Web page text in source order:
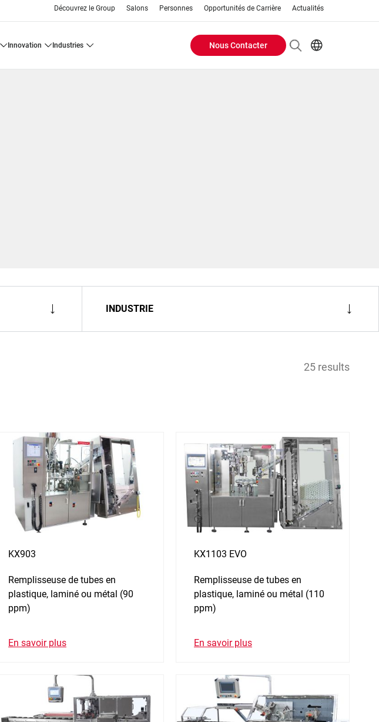
Découvrez le Group Salons Personnes Opportunités de Carrière Actualités
innovation industries
Header
Nous Contacter
INDUSTRIE
25 results
KX903
Remplisseuse de tubes en
plastique, laminé ou métal (90
ppm)
En savoir plus
KX1103 EVO
Remplisseuse de tubes en
plastique, laminé ou métal (110
ppm)
En savoir plus